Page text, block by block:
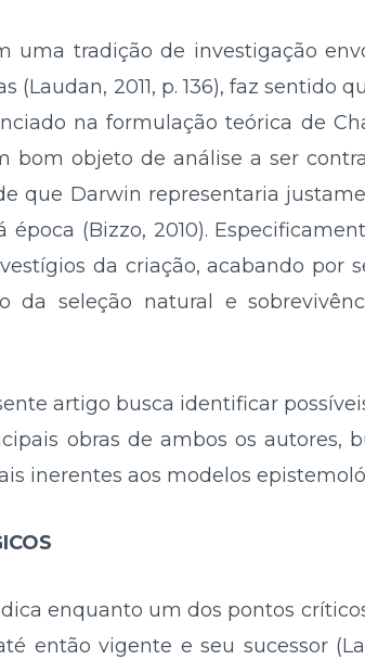
uma tradição de investigação
(Laudan, 2011, p. 136), faz sentido
na formulação teórica de
bom objeto de análise a ser
que Darwin representaria
(Bizzo, 2010).
da criação, acabando por
da seleção natural e
artigo busca identificar
obras de ambos os autores,
inerentes aos modelos
enquanto um dos pontos
então vigente e seu sucessor